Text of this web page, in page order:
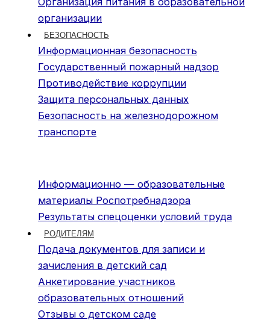
организации
БЕЗОПАСНОСТЬ
Информационная безопасность
Государственный пожарный надзор
Противодействие коррупции
Защита персональных данных
Безопасность на железнодорожном
транспорте
Информационно — образовательные
материалы Роспотребнадзора
Результаты спецоценки условий труда
РОДИТЕЛЯМ
Подача документов для записи и
зачисления в детский сад
Анкетирование участников
образовательных отношений
Отзывы о детском саде